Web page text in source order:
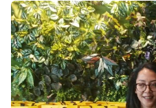
©
Copyright
2026
lensasulsel.com
.
All
Right
Reserved